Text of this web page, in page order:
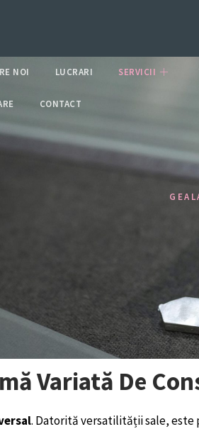
NOI LUCRARI SERVICII
CONTACT
Variată De
. Datorită versatilității sale,